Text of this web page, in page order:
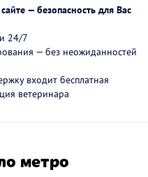
— безопасность для Вас
24/7
— без неожиданностей
входит бесплатная
ветеринара
метро